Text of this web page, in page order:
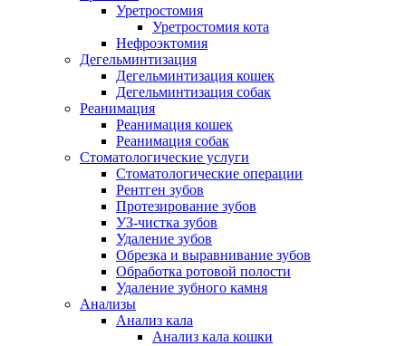
Уретростомия
Уретростомия кота
Нефроэктомия
Дегельминтизация
Дегельминтизация кошек
Дегельминтизация собак
Реанимация
Реанимация кошек
Реанимация собак
Стоматологические услуги
Стоматологические операции
Рентген зубов
Протезирование зубов
УЗ-чистка зубов
Удаление зубов
Обрезка и выравнивание зубов
Обработка ротовой полости
Удаление зубного камня
Анализы
Анализ кала
Анализ кала кошки